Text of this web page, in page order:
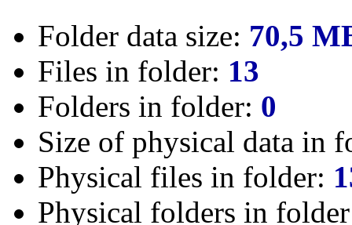
Folder data size: 70,5
Files in folder: 13
Folders in folder: 0
Size of physical data in
Physical files in folder:
Physical folders in